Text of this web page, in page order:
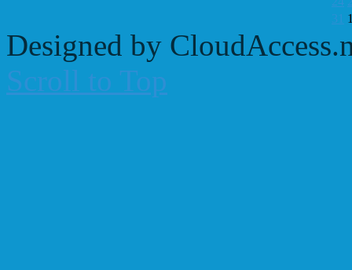
31
Designed by
Scroll to Top